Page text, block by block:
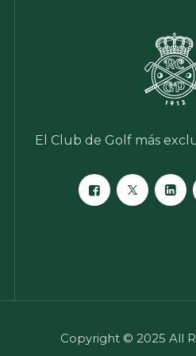
El Club de Golf más
Copyright © 2025 All